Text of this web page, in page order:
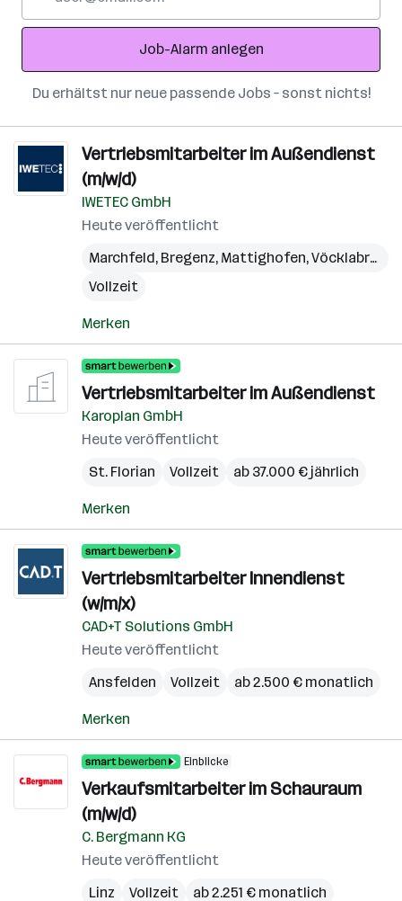
Adresse
Job-Alarm anlegen
Du erhältst nur neue passende Jobs – sonst nichts!
Vertriebsmitarbeiter im Außendienst
(m/w/d)
IWETEC GmbH
Heute veröffentlicht
Marchfeld, Bregenz, Mattighofen,Vöcklabruck
Vollzeit
Merken
Vertriebsmitarbeiter im Außendienst
Karoplan GmbH
Heute veröffentlicht
St. Florian
Vollzeit ab 37.000 € jährlich
Merken
Vertriebsmitarbeiter Innendienst
(w/m/x)
CAD+T Solutions GmbH
Heute veröffentlicht
Ansfelden
Vollzeit ab 2.500 € monatlich
Merken
Einblicke
Verkaufsmitarbeiter im Schauraum
(m/w/d)
C. Bergmann KG
Heute veröffentlicht
Linz
Vollzeit ab 2.251 € monatlich